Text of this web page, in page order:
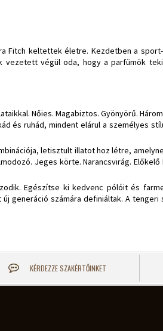
Fitch keltettek életre. Kezdetben a
végül oda, hogy a parfümök
Nőies. Magabiztos. Gyönyörű.
és ruhád, mindent elárul a személyes
letisztult illatot hoz létre,
Jeges körte. Narancsvirág.
Egészítse ki kedvenc pólóit és
generáció számára definiáltak. A
KÉRDEZZE SZAKÉRTŐINKET